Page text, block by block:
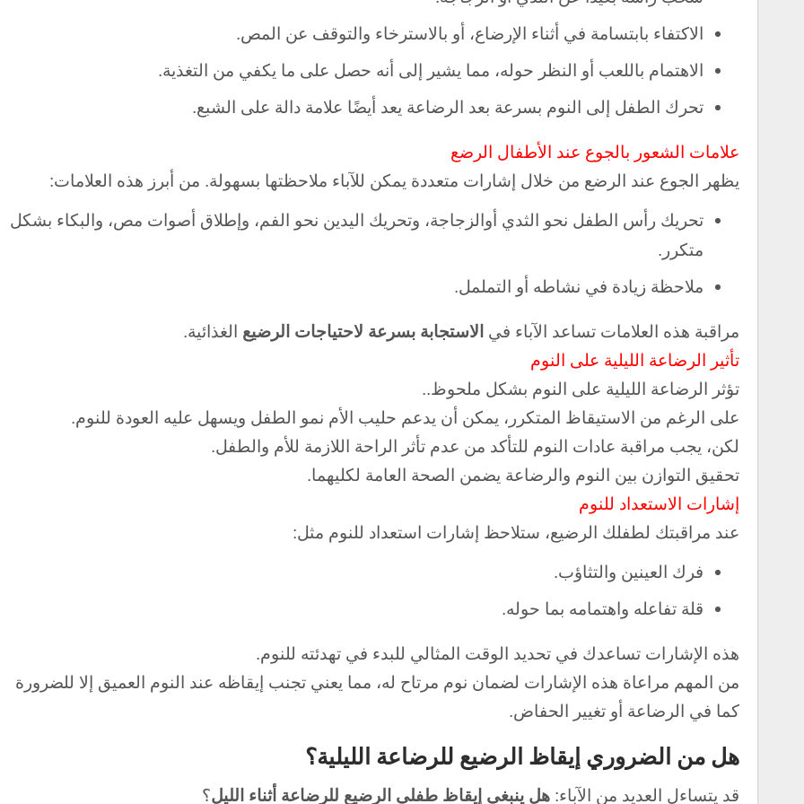
الاكتفاء بابتسامة في أثناء الإرضاع، أو بالاسترخاء والتوقف عن المص.
الاهتمام باللعب أو النظر حوله، مما يشير إلى أنه حصل على ما يكفي من التغذية.
تحرك الطفل إلى النوم بسرعة بعد الرضاعة يعد أيضًا علامة دالة على الشبع.
علامات الشعور بالجوع عند الأطفال الرضع
يظهر الجوع عند الرضع من خلال إشارات متعددة يمكن للآباء ملاحظتها بسهولة. من أبرز هذه العلامات:
تحريك رأس الطفل نحو الثدي أوالزجاجة، وتحريك اليدين نحو الفم، وإطلاق أصوات مص، والبكاء بشكل
متكرر.
ملاحظة زيادة في نشاطه أو التململ.
مراقبة هذه العلامات تساعد الآباء في الاستجابة بسرعة لاحتياجات الرضيع الغذائية.
تأثير الرضاعة الليلية على النوم
تؤثر الرضاعة الليلية على النوم بشكل ملحوظ..
على الرغم من الاستيقاظ المتكرر، يمكن أن يدعم حليب الأم نمو الطفل ويسهل عليه العودة للنوم.
لكن، يجب مراقبة عادات النوم للتأكد من عدم تأثر الراحة اللازمة للأم والطفل.
تحقيق التوازن بين النوم والرضاعة يضمن الصحة العامة لكليهما.
إشارات الاستعداد للنوم
عند مراقبتك لطفلك الرضيع، ستلاحظ إشارات استعداد للنوم مثل:
فرك العينين والتثاؤب.
قلة تفاعله واهتمامه بما حوله.
هذه الإشارات تساعدك في تحديد الوقت المثالي للبدء في تهدئته للنوم.
من المهم مراعاة هذه الإشارات لضمان نوم مرتاح له، مما يعني تجنب إيقاظه عند النوم العميق إلا للضرورة
كما في الرضاعة أو تغيير الحفاض.
هل من الضروري إيقاظ الرضيع للرضاعة الليلية؟
قد يتساءل العديد من الآباء: هل ينبغي إيقاظ طفلي الرضيع للرضاعة أثناء الليل؟